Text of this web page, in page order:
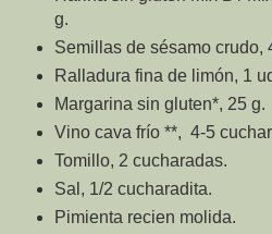
g.
Semillas de sésamo crudo,
Ralladura fina de limón, 1
Margarina sin gluten*, 25 g.
Vino cava frío **, 4-5
Tomillo, 2 cucharadas.
Sal, 1/2 cucharadita.
Pimienta recien molida.